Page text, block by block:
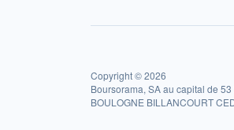
Copyright © 2026
Boursorama, SA au capital de
BOULOGNE BILLANCOURT